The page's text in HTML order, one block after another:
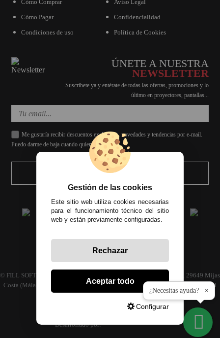
Cómo Comprar
Cómo Pagar
Condiciones de uso
Aviso Legal
Confidencialidad
Política de Cookies
ÚNETE A NUESTRA
NEWSLETTER
Suscríbete ya y entérate de todas las ofertas, promociones y lo
último en proyectores, pantallas...
Me gustaría recibir descuentos exclusivos, novedades y tendencias por e-mail.
Puedo darme de baja cuando quiera.
ENVIAR
Desarrollado por:
© FILL SOFT S.L., CIF: B93024339 C/ Archidona naves 30 y 32, C.P. 29649 Mijas
Costa (Málaga) | Empresa inscrita en el registro mercantil tomo 4686 Libro 3594
folio 110
¿Necesitas ayuda? ×
Gestión de las cookies
Este sitio web utiliza cookies necesarias
para el funcionamiento técnico del sitio
web y están previamente configuradas.
Rechazar
Aceptar todo
Configurar